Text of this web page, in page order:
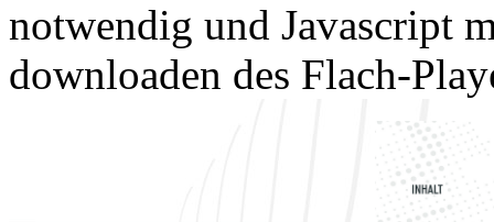
notwendig und Javascript
downloaden des Flach-